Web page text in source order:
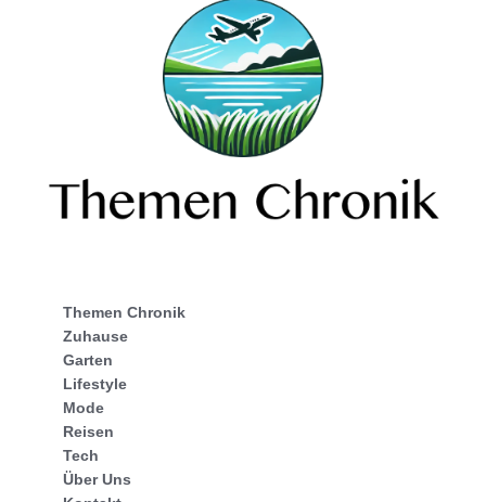
Themen Chronik
Zuhause
Garten
Lifestyle
Mode
Reisen
Tech
Über Uns